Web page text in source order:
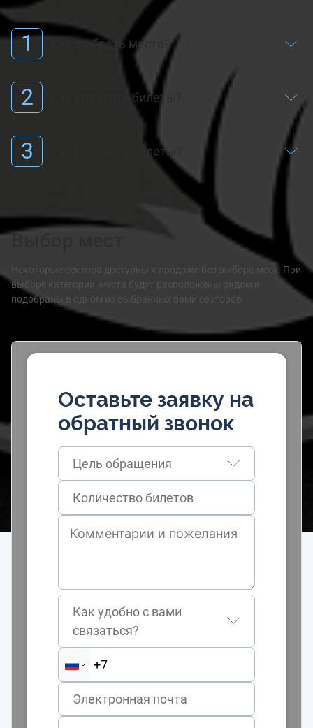
1 Как выбрать места?
2 Как оплатить билеты?
3 Как получить билеты?
Некоторые сектора доступны к продаже без выбора мест. При
выборе категории места будут расположены рядом и
подобраны в одном из выбранных вами секторов.
Оставьте заявку на
обратный звонок
Цель обращения
Как удобно с вами
связаться?